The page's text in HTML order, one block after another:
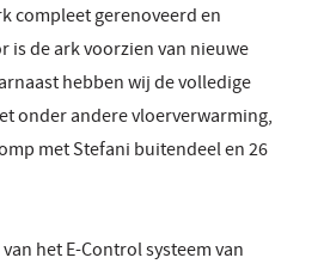
compleet gerenoveerd en
is de ark voorzien van nieuwe
hebben wij de volledige
onder andere vloerverwarming,
met Stefani buitendeel en 26
het E-Control systeem van